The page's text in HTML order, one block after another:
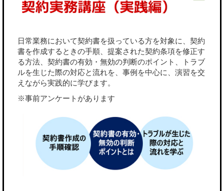
日常業務において契約書を扱っている方を対象に、契約
書を作成するときの手順、提案された契約条項を修正す
る方法、契約書の有効・無効の判断のポイント、トラブ
ルを生じた際の対応と流れを、事例を中心に、演習を交
えながら実践的に学びます。
※事前アンケートがあります